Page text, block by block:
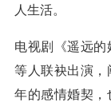
人生活。
电视剧《遥远
等人联袂出演，
年的感情婚契，